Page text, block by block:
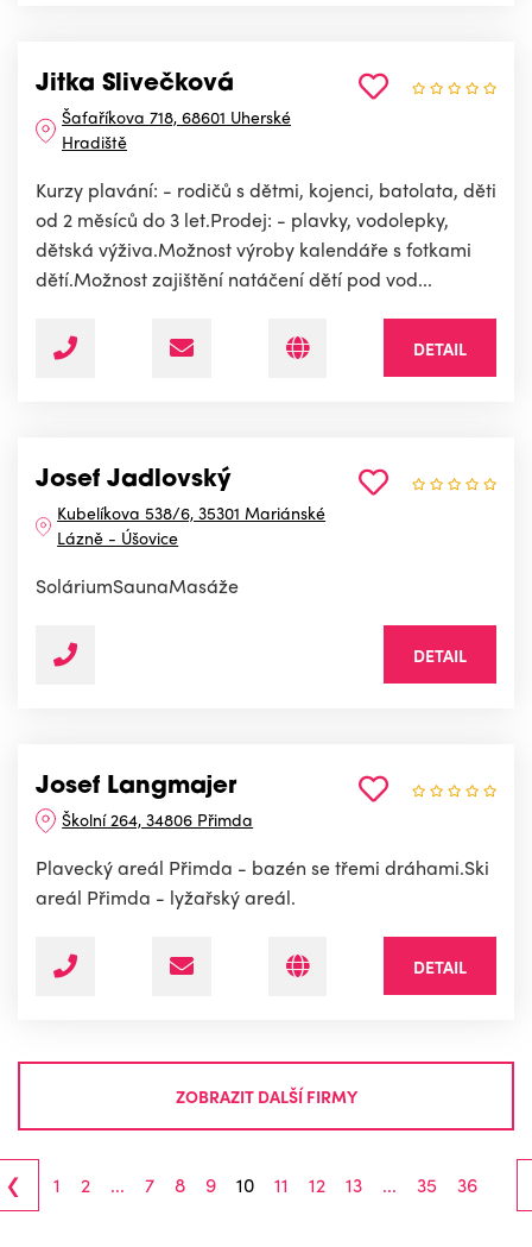
Jitka Slivečková
Šafaříkova 718, 68601 Uherské
Hradiště
Kurzy plavání: - rodičů s dětmi, kojenci, batolata, děti
od 2 měsíců do 3 let.Prodej: - plavky, vodolepky,
dětská výživa.Možnost výroby kalendáře s fotkami
dětí.Možnost zajištění natáčení dětí pod vod...
DETAIL
Josef Jadlovský
Kubelíkova 538/6, 35301 Mariánské
Lázně - Úšovice
SoláriumSaunaMasáže
DETAIL
Josef Langmajer
Školní 264, 34806 Přimda
Plavecký areál Přimda - bazén se třemi dráhami.Ski
areál Přimda - lyžařský areál.
DETAIL
ZOBRAZIT DALŠÍ FIRMY
‹ 1 2 ... 7 8 9 10 11 12 13 ... 35 36